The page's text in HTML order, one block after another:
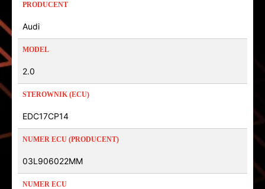
PRODUCENT
Audi
MODEL
2.0
STEROWNIK (ECU)
EDC17CP14
NUMER ECU (PRODUCENT)
03L906022MM
NUMER ECU